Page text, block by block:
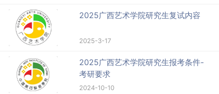
2025广西艺术学院研究生复试内容
2025-3-17
2025广西艺术学院研究生报考条件-
考研要求
2024-10-10